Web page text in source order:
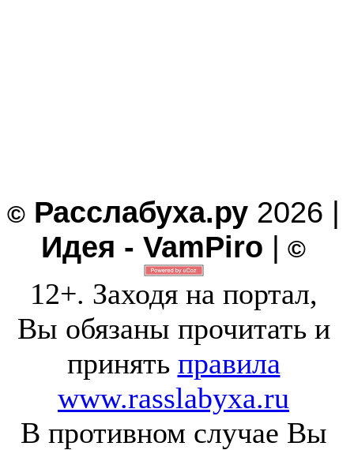
© Расслабуха.ру 2026 |
Идея - VamPiro | ©
12+. Заходя на портал,
Вы обязаны прочитать и
принять правила
www.rasslabyxa.ru
В противном случае Вы